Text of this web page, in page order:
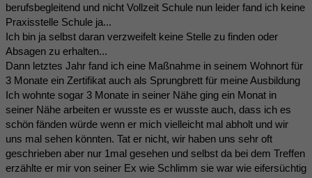
berufsbegleitend und nicht Vollzeit Schule nun leider fand ich keine
Praxisstelle Schule ja...
Ich bin ja selbst daran verzweifelt keine Stelle zu finden oder
Absagen zu erhalten...
Dann letztes Jahr fand ich eine Maßnahme in seinem Wohnort für
3 Monate ein Zertifikat auch als Sprungbrett für meine Ausbildung
Ich wohnte sogar 3 Monate in seiner Nähe ging ein Monat in
seiner Nähe arbeiten er wusste es er wusste auch, dass ich es
schön fänden würde wenn er mich vielleicht mal abholt und wir
uns mal sehen könnten. Tat er nicht, wir haben uns sehr oft
geschrieben aber nur 1mal gesehen und selbst da bei dem Treffen
erzählte er mir von seiner Ex wie Schlimm sie war wie eifersüchtig